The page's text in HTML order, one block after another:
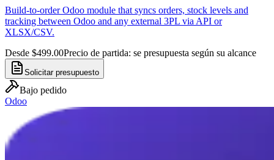
Build-to-order Odoo module that syncs orders, stock levels and
tracking between Odoo and any external 3PL via API or
XLSX/CSV.
Desde $499.00Precio de partida: se presupuesta según su alcance
Solicitar presupuesto
Bajo pedido
Odoo